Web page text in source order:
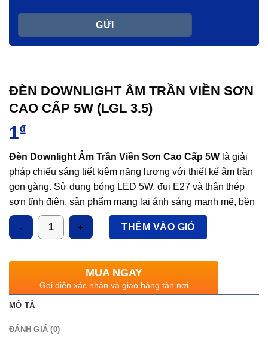
ĐÈN DOWNLIGHT ÂM TRẦN VIỀN SƠN
CAO CẤP 5W (LGL 3.5)
1₫
Đèn Downlight Âm Trần Viền Sơn Cao Cấp 5W là giải
pháp chiếu sáng tiết kiệm năng lượng với thiết kế âm trần
gọn gàng. Sử dụng bóng LED 5W, đui E27 và thân thép
sơn tĩnh điện, sản phẩm mang lại ánh sáng mạnh mẽ, bền
bỉ và tiết kiệm điện. Đèn phù hợp cho các không gian như
phòng khách, văn phòng, khách sạn và siêu thị, đồng thời
Công suất: bóng LED 5W
Kích thước ØxH (mm): 120×125
Kích thước khoét lỗ Ø (mm): 105
Số lượng
THÊM VÀO GIỎ
MUA NGAY
Gọi điện xác nhận và giao hàng tận nơi
MÔ TẢ
ĐÁNH GIÁ (0)